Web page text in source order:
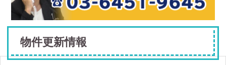
物件更新情報